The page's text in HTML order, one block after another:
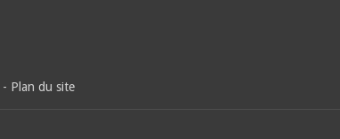
- Plan du site